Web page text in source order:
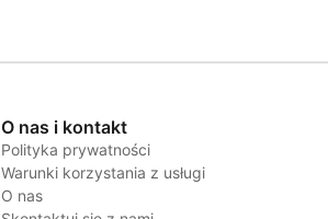
O nas i kontakt
Polityka prywatności
Warunki korzystania z usługi
O nas